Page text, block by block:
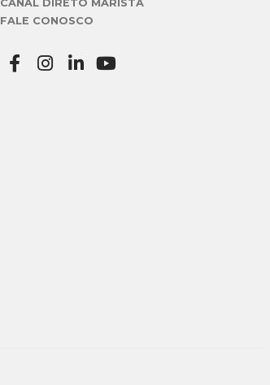
CANAL DIRETO MARISTA
FALE CONOSCO